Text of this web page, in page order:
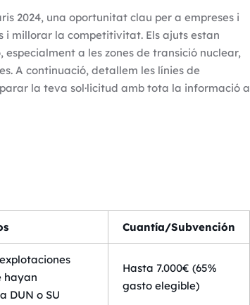
2024, una oportunitat clau per a empreses i
millorar la competitivitat. Els ajuts estan
a les zones de transició nuclear,
A continuació, detallem les línies de
la teva sol·licitud amb tota la informació a
Cuantía/Subvención
hayan
DUN o SU
Hasta 7.000€ (65%
gasto elegible)